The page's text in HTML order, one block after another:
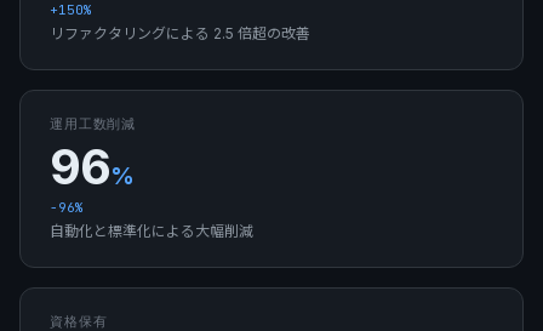
+150%
リファクタリングによる 2.5 倍超の改善
運用工数削減
96%
−96%
自動化と標準化による大幅削減
資格保有